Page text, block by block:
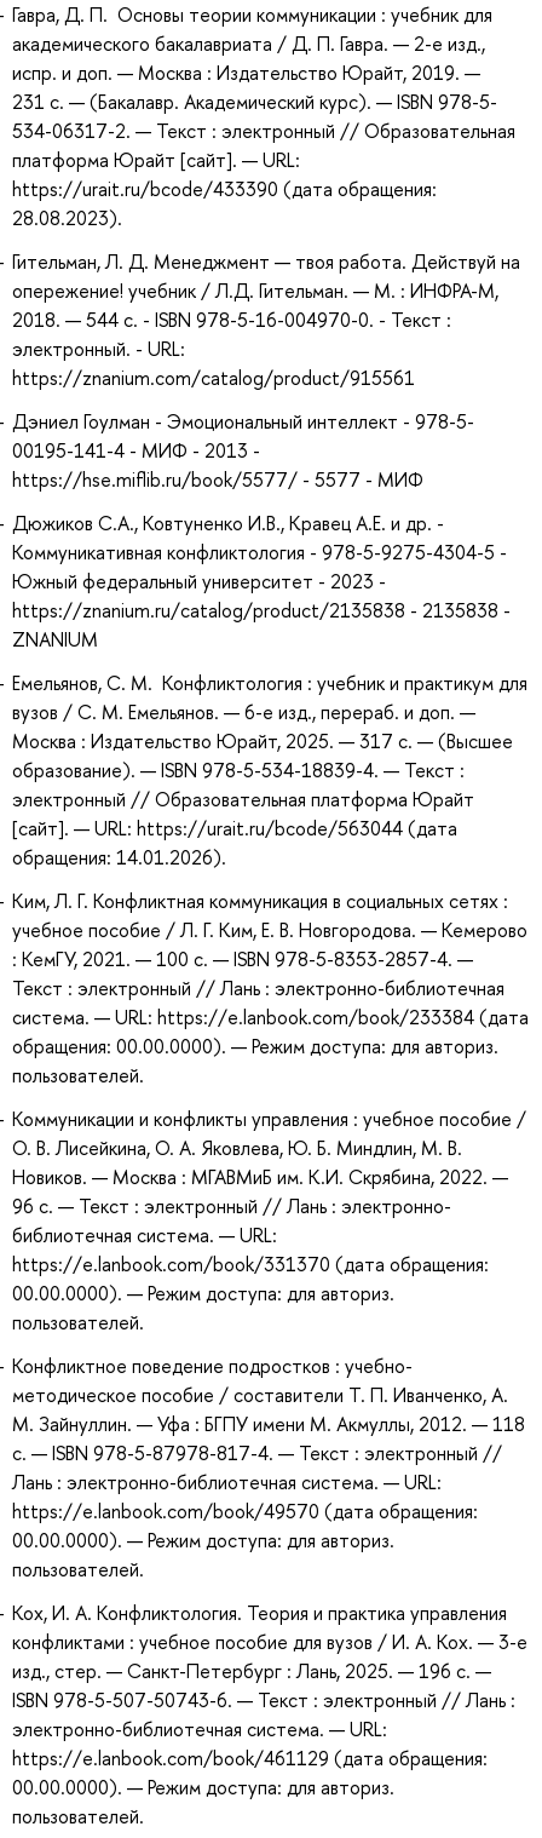
Гавра, Д. П. Основы теории коммуникации : учебник для
академического бакалавриата / Д. П. Гавра. — 2-е изд.,
испр. и доп. — Москва : Издательство Юрайт, 2019. —
231 с. — (Бакалавр. Академический курс). — ISBN 978-5-
534-06317-2. — Текст : электронный // Образовательная
платформа Юрайт [сайт]. — URL:
https://urait.ru/bcode/433390 (дата обращения:
28.08.2023).
Гительман, Л. Д. Менеджмент — твоя работа. Действуй на
опережение! учебник / Л.Д. Гительман. — М. : ИНФРА-М,
2018. — 544 с. - ISBN 978-5-16-004970-0. - Текст :
электронный. - URL:
https://znanium.com/catalog/product/915561
Дэниел Гоулман - Эмоциональный интеллект - 978-5-
00195-141-4 - МИФ - 2013 -
https://hse.miflib.ru/book/5577/ - 5577 - МИФ
Дюжиков С.А., Ковтуненко И.В., Кравец А.Е. и др. -
Коммуникативная конфликтология - 978-5-9275-4304-5 -
Южный федеральный университет - 2023 -
https://znanium.ru/catalog/product/2135838 - 2135838 -
ZNANIUM
Емельянов, С. М. Конфликтология : учебник и практикум для
вузов / С. М. Емельянов. — 6-е изд., перераб. и доп. —
Москва : Издательство Юрайт, 2025. — 317 с. — (Высшее
образование). — ISBN 978-5-534-18839-4. — Текст :
электронный // Образовательная платформа Юрайт
[сайт]. — URL: https://urait.ru/bcode/563044 (дата
обращения: 14.01.2026).
Ким, Л. Г. Конфликтная коммуникация в социальных сетях :
учебное пособие / Л. Г. Ким, Е. В. Новгородова. — Кемерово
: КемГУ, 2021. — 100 с. — ISBN 978-5-8353-2857-4. —
Текст : электронный // Лань : электронно-библиотечная
система. — URL: https://e.lanbook.com/book/233384 (дата
обращения: 00.00.0000). — Режим доступа: для авториз.
пользователей.
Коммуникации и конфликты управления : учебное пособие /
О. В. Лисейкина, О. А. Яковлева, Ю. Б. Миндлин, М. В.
Новиков. — Москва : МГАВМиБ им. К.И. Скрябина, 2022. —
96 с. — Текст : электронный // Лань : электронно-
библиотечная система. — URL:
https://e.lanbook.com/book/331370 (дата обращения:
00.00.0000). — Режим доступа: для авториз.
пользователей.
Конфликтное поведение подростков : учебно-
методическое пособие / составители Т. П. Иванченко, А.
М. Зайнуллин. — Уфа : БГПУ имени М. Акмуллы, 2012. — 118
с. — ISBN 978-5-87978-817-4. — Текст : электронный //
Лань : электронно-библиотечная система. — URL:
https://e.lanbook.com/book/49570 (дата обращения:
00.00.0000). — Режим доступа: для авториз.
пользователей.
Кох, И. А. Конфликтология. Теория и практика управления
конфликтами : учебное пособие для вузов / И. А. Кох. — 3-е
изд., стер. — Санкт-Петербург : Лань, 2025. — 196 с. —
ISBN 978-5-507-50743-6. — Текст : электронный // Лань :
электронно-библиотечная система. — URL:
https://e.lanbook.com/book/461129 (дата обращения:
00.00.0000). — Режим доступа: для авториз.
пользователей.